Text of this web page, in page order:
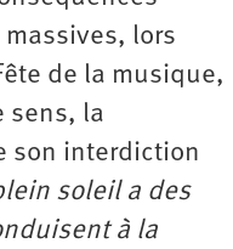
lors
de la musique,
sens, la
son interdiction
soleil a des
à la